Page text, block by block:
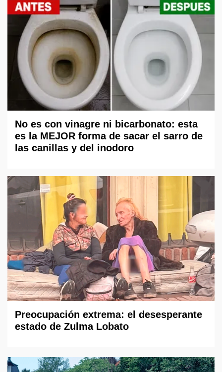
No es con vinagre ni bicarbonato: esta
es la MEJOR forma de sacar el sarro de
las canillas y del inodoro
Preocupación extrema: el desesperante
estado de Zulma Lobato